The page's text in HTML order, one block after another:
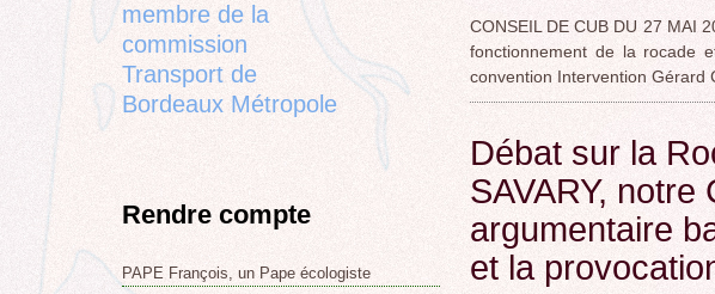
CONSEIL DE CUB DU 27 MAI
fonctionnement de la rocade
convention Intervention Gérard
Débat sur la
SAVARY, notre
argumentaire
et la
membre de la
commission
Transport de
Bordeaux Métropole
Rendre compte
PAPE François, un Pape écologiste